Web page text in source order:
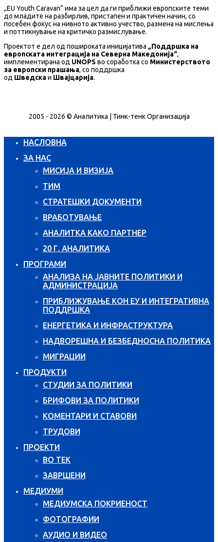
„EU Youth Caravan“ има за цел да ги приближи европските теми
до младите на разбирлив, пристапен и практичен начин, со
посебен фокус на нивното активно учество, размена на мислења
и поттикнување на критичко размислување.
Проектот е дел од пошироката иницијатива „Поддршка на
европската интеграција на Северна Македонија“,
имплементирана од UNOPS во соработка со Министерството
за европски прашања, со поддршка
од Шведскаи Швајцарија.
2005 - 2026 © Аналитика | Тинк-тенк Организација
НАСЛОВНА
ЗА НАС
МИСИЈА И ВИЗИЈА
ТИМ
СТРАТЕШКИ ДОКУМЕНТИ
ВРАБОТУВАЊЕ
АНАЛИТКА КАКО ПАРТНЕР
20 Г. АНАЛИТИКА
ПРОГРАМИ
АНАЛИЗА НА ЈАВНИТЕ ПОЛИТИКИ И
АДМИНИСТРАЦИЈА
ПРИБЛИЖУВАЊЕ КОН ЕУ И ИНТЕГРАТИВНА
ПОДДРШКА
ЕНЕРГЕТИКА И ИНФРАСТРУКТУРА
НАДВОРЕШНА И БЕЗБЕДНОСНА ПОЛИТИКА
МИГРАЦИИ
ПРОДУКТИ
СТУДИИ ЗА ПОЛИТИКИ
БРИФОВИ ЗА ПОЛИТИКИ
КОМЕНТАРИ И СТАВОВИ
ТРУДОВИ
ПРОЕКТИ
ВО ТЕК
ЗАВРШЕНИ
МЕДИУМИ
МЕДИУМСКА ПОКРИЕНОСТ
ФОТОГРАФИИ
АУДИО И ВИДЕО